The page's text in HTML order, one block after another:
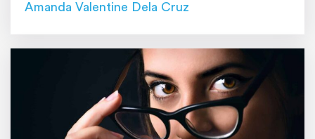
leyendo! ¿Qué es una cirugía de reafirmación
Amanda Valentine Dela Cruz